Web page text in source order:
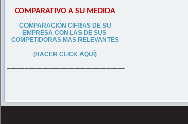
COMPARATIVO A SU MEDIDA
COMPARACIÓN CIFRAS DE SU
EMPRESA CON LAS DE SUS
COMPETIDORAS MAS RELEVANTES
(HACER CLICK AQUÍ)
–––––––––––––––––––––––––––––––––